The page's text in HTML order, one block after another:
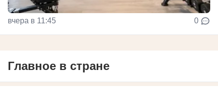
вчера в 11:45 0
Главное в стране